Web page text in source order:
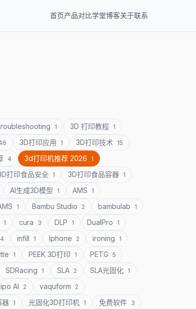
首页产品对比学堂博客关于联系
1 3D 打印教程 1
3D打印应用 1 3D打印技术 15
4 3d打印机推荐 2026 1
打印食品安全 1 3D打印食品容器 1
AI生成3D模型 1 AMS 1
1 Bambu Studio 2 bambulab 1
1 cura 3 DLP 1 DualPro 1
4 infill 1 Iphone 2 ironing 1
1 PEEK 3D打印 1 PETG 5
SDRacing 1 SLA 2 SLA光固化 1
AI 2 vaquform 2
器 1 光固化3D打印机 1 免费软件 3